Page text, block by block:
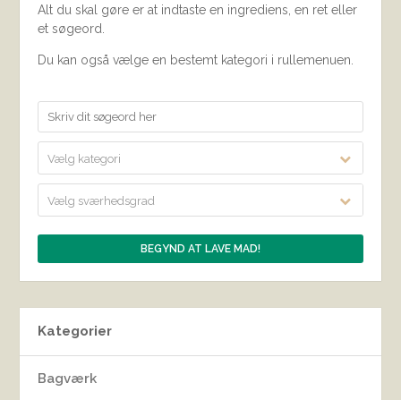
Alt du skal gøre er at indtaste en ingrediens, en ret eller
et søgeord.
Du kan også vælge en bestemt kategori i rullemenuen.
Vælg kategori
Vælg sværhedsgrad
Kategorier
Bagværk